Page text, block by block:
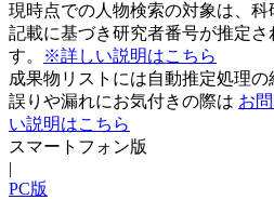
現時点での人物検索の対象は、科
記載に基づき研究者番号が推定
す。
※詳しい説明はこちら
成果物リストには自動推定処理の
誤りや漏れにお気付きの際は お
い説明はこちら
スマートフォン版
|
PC版